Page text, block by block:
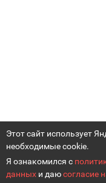
Этот сайт использует
необходимые cookie.
Я ознакомился с
данных и даюсогласие